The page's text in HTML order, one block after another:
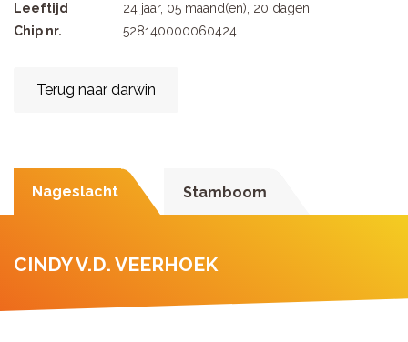
Leeftijd
24 jaar, 05 maand(en), 20 dagen
Chip nr.
528140000060424
Terug naar darwin
Nageslacht Stamboom
CINDY V.D. VEERHOEK